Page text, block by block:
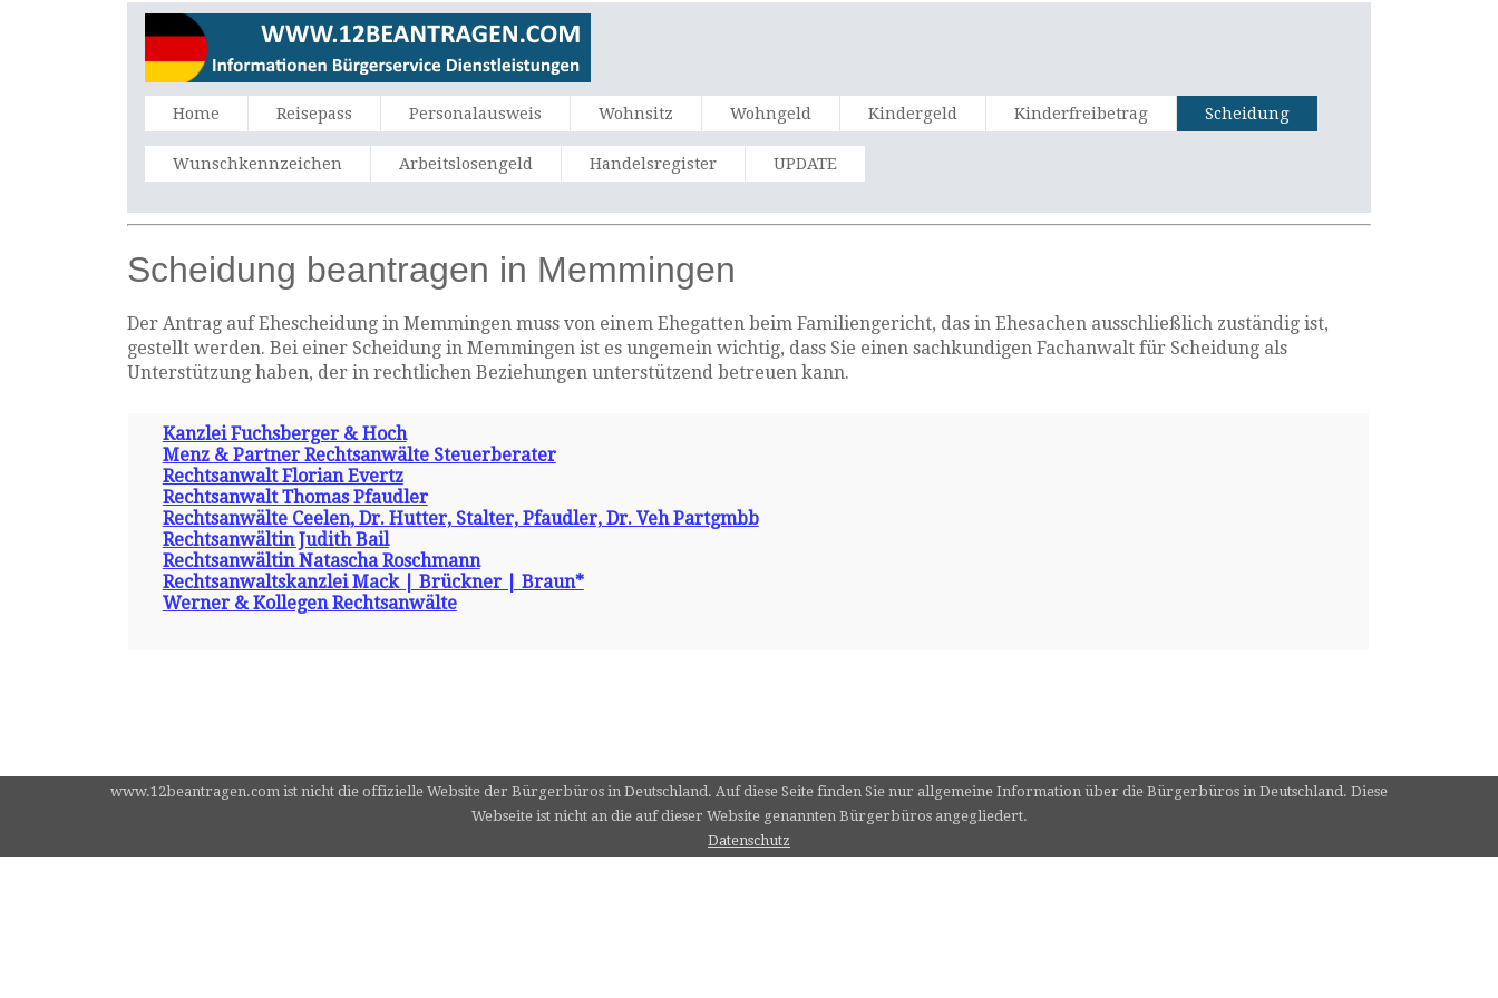
Home Reisepass Personalausweis Wohnsitz Wohngeld Kindergeld Kinderfreibetrag Scheidung
Wunschkennzeichen Arbeitslosengeld Handelsregister UPDATE
Scheidung beantragen in Memmingen
Der Antrag auf Ehescheidung in Memmingen muss von einem Ehegatten beim Familiengericht, das in Ehesachen ausschließlich zuständig ist,
gestellt werden. Bei einer Scheidung in Memmingen ist es ungemein wichtig, dass Sie einen sachkundigen Fachanwalt für Scheidung als
Unterstützung haben, der in rechtlichen Beziehungen unterstützend betreuen kann.
Kanzlei Fuchsberger & Hoch
Menz & Partner Rechtsanwälte Steuerberater
Rechtsanwalt Florian Evertz
Rechtsanwalt Thomas Pfaudler
Rechtsanwälte Ceelen, Dr. Hutter, Stalter, Pfaudler, Dr. Veh Partgmbb
Rechtsanwältin Judith Bail
Rechtsanwältin Natascha Roschmann
Rechtsanwaltskanzlei Mack | Brückner | Braun*
Werner & Kollegen Rechtsanwälte
www.12beantragen.com ist nicht die offizielle Website der Bürgerbüros in Deutschland. Auf diese Seite finden Sie nur allgemeine Information über die Bürgerbüros in Deutschland. Diese
Webseite ist nicht an die auf dieser Website genannten Bürgerbüros angegliedert.
Datenschutz